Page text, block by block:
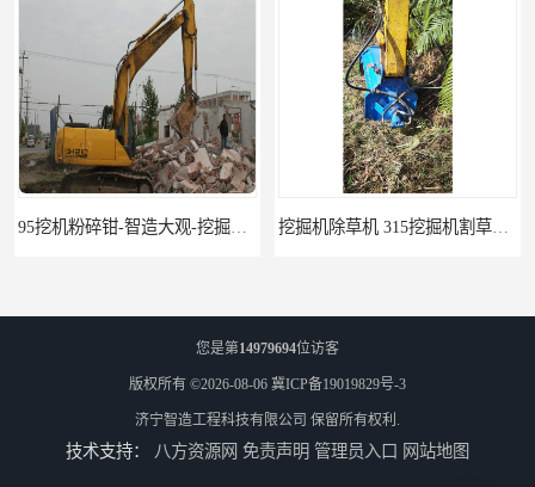
95挖机粉碎钳-智造大观-挖掘机钢筋分离钳 挖掘机除草机 315挖掘机割草机 智造大观
您是第14979694位访客
版权所有 ©2026-08-06 冀ICP备19019829号-3
济宁智造工程科技有限公司 保留所有权利.
技术支持： 八方资源网 免责声明 管理员入口 网站地图